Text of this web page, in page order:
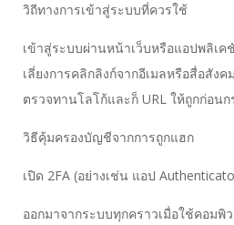
วิถีทางการเข้าสู่ระบบที่ควรใช้
เข้าสู่ระบบผ่านหน้าเว็บหรือแอปพลิเค
เลี่ยงการคลิกลิงก์จากอีเมลหรือสื่อสัง
ตรวจทานโลโก้และก็ URL ให้ถูกก่อน
วิธีคุ้มครองบัญชีจากการถูกแฮก
เปิด 2FA (อย่างเช่น แอป
ออกมาจากระบบทุกคราวเมื่อใช้คอมพิ